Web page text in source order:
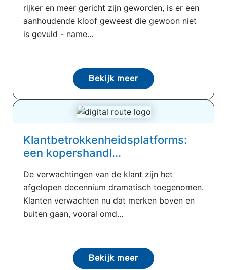
rijker en meer gericht zijn geworden, is er een
aanhoudende kloof geweest die gewoon niet
is gevuld - name...
Bekijk meer
Klantbetrokkenheidsplatforms:
een kopershandl...
De verwachtingen van de klant zijn het
afgelopen decennium dramatisch toegenomen.
Klanten verwachten nu dat merken boven en
buiten gaan, vooral omd...
Bekijk meer